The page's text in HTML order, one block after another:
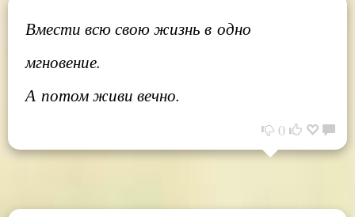
Вмести всю свою жизнь в одно
мгновение.
А потом живи вечно.
0